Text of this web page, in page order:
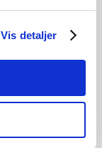
Vis detaljer